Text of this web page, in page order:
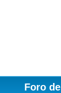
Foro